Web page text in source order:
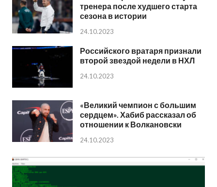
тренера после худшего старта
сезона в истории
24.10.2023
Российского вратаря признали
второй звездой недели в НХЛ
24.10.2023
«Великий чемпион с большим
сердцем». Хабиб рассказал об
отношении к Волкановски
24.10.2023